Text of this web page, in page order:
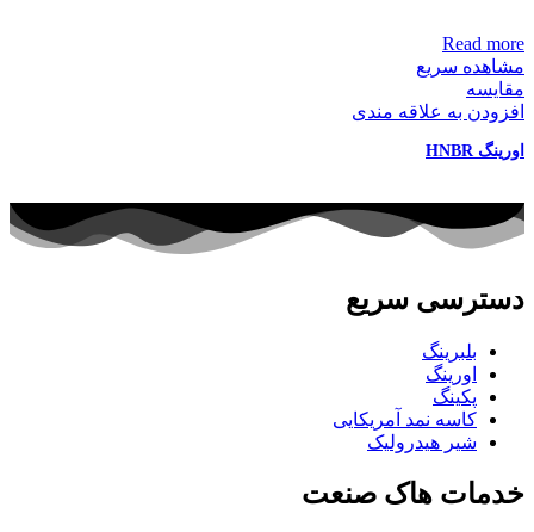
Read more
مشاهده سریع
مقایسه
افزودن به علاقه مندی
اورینگ HNBR
دسترسی سریع
بلبرینگ
اورینگ
پکینگ
کاسه نمد آمریکایی
شیر هیدرولیک
خدمات هاک صنعت